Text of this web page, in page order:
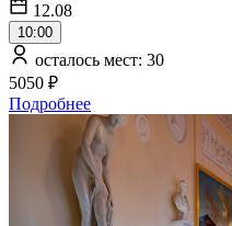
12.08
10:00
осталось мест: 30
5050 ₽
Подробнее